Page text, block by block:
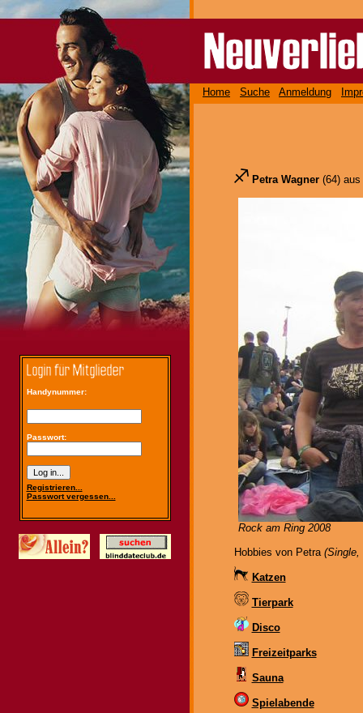
Handynummer:
Passwort:
Registrieren...
Passwort vergessen...
Home Suche Anmeldung
Petra Wagner(64) aus
Rock am Ring 2008
Hobbies von Petra (Single,
Katzen
Tierpark
Disco
Freizeitparks
Sauna
Spielabende